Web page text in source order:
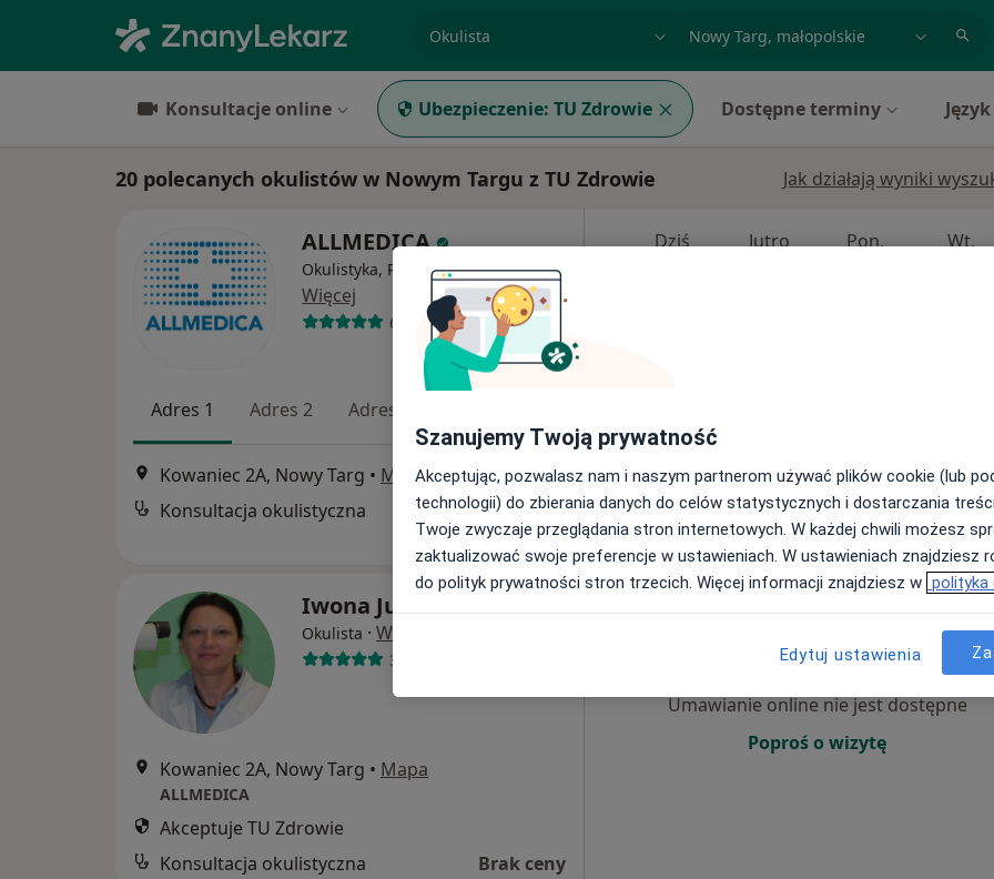
Konsultacje online Ubezpieczenie: TU Zdrowie Dostępne terminy Język
20 polecanych okulistów w Nowym Targu z TU Zdrowie Jak działają wyniki
ALLMEDICA
Okulistyka, Pediatria, Interna·
Więcej
630 opinii
Adres 1 Adres 2 Adres 3
Kowaniec 2A, Nowy Targ • Mapa
Konsultacja okulistyczna
Dziś Jutro Pon, Wt,
Iwona Jurusz-Sakran
Okulista · Więcej
31 opinii
Kowaniec 2A, Nowy Targ • Mapa
ALLMEDICA
Akceptuje TU Zdrowie
Konsultacja okulistyczna
Brak ceny
11 Sie
Umawianie online nie jest dostępne
Poproś o wizytę
Szanujemy Twoją prywatność
Akceptując, pozwalasz nam i naszym partnerom używać plików cookie (lub
technologii) do zbierania danych do celów statystycznych i dostarczania
Twoje zwyczaje przeglądania stron internetowych. W każdej chwili możesz
zaktualizować swoje preferencje w ustawieniach. W ustawieniach znajdziesz
do polityk prywatności stron trzecich. Więcej informacji znajdziesz w polityka
Edytuj ustawienia